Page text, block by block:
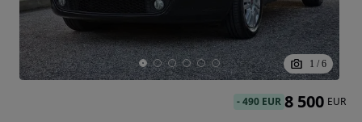
1 / 6
-490 EUR 8 500 EUR